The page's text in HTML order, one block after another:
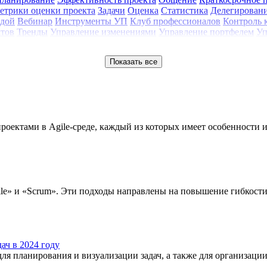
оценки проекта Задачи Оценка Статистика
Вебинар Инструменты УП Клуб профессионалов Контроль
Тренды Управление изменениями Управление портфелем
Показать все
в Agile-среде, каждый из которых имеет
и «Scrum». Эти подходы направлены на повышение
в 2024 году
и визуализации задач, а также для